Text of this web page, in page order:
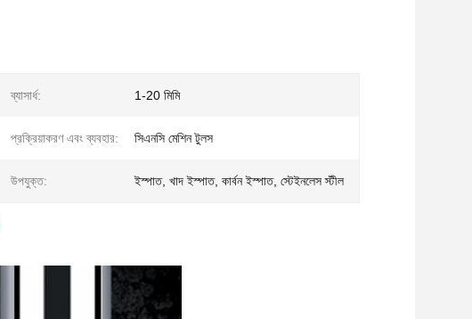
ব্যাসার্ধ: 1-20 মিমি
প্রক্রিয়াকরণ এবং ব্যবহার: সিএনসি মেশিন টুলস
উপযুক্ত: ইস্পাত, খাদ ইস্পাত, কার্বন ইস্পাত, স্টেইনলেস স্টীল